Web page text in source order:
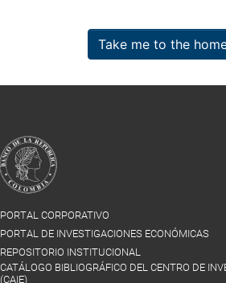
Take me to the
PORTAL CORPORATIVO
PORTAL DE INVESTIGACIONES ECONÓMICAS
REPOSITORIO INSTITUCIONAL
CATÁLOGO BIBLIOGRÁFICO DEL CENTRO DE
(CAIE)